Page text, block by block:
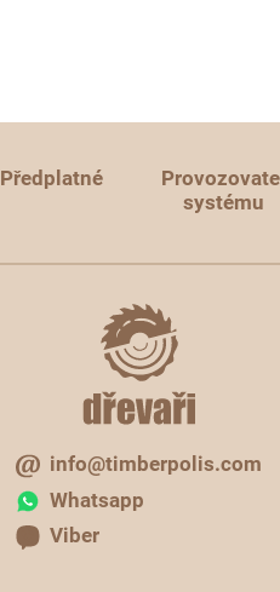
Předplatné
Provozovatel
systému
info@timberpolis.com
Whatsapp
Viber